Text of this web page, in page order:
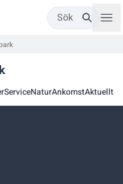
Sök
ServiceNaturAnkomstAktuellt